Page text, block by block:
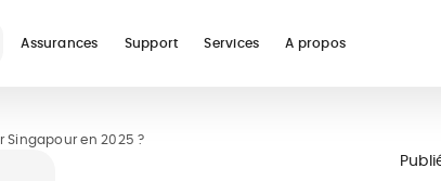
Assurances Support Services A propos
en 2025 ?